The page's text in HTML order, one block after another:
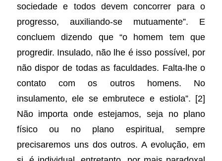
sociedade e todos devem concorrer para o
progresso, auxiliando-se mutuamente”. E
concluem dizendo que “o homem tem que
progredir. Insulado, não lhe é isso possível, por
não dispor de todas as faculdades. Falta-lhe o
contato com os outros homens. No
insulamento, ele se embrutece e estiola”. [2]
Não importa onde estejamos, seja no plano
físico ou no plano espiritual, sempre
precisaremos uns dos outros. A evolução, em